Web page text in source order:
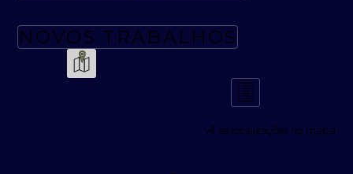
NOVOS TRABALHOS
vê as localizações no mapa